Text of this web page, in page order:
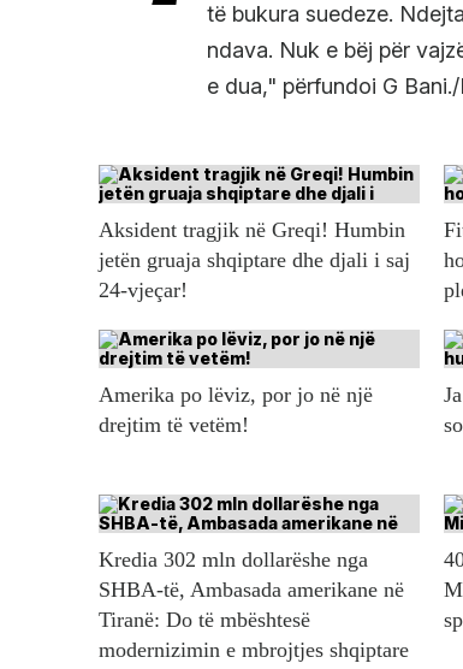
të bukura suedeze.
ndava. Nuk e bëj për
e dua," përfundoi G
Aksident tragjik në Greqi! Humbin
jetën gruaja shqiptare dhe djali i saj
24-vjeçar!
Amerika po lëviz, por jo në një
drejtim të vetëm!
Kredia 302 mln dollarëshe nga
SHBA-të, Ambasada amerikane në
Tiranë: Do të mbështesë
modernizimin e mbrojtjes shqiptare